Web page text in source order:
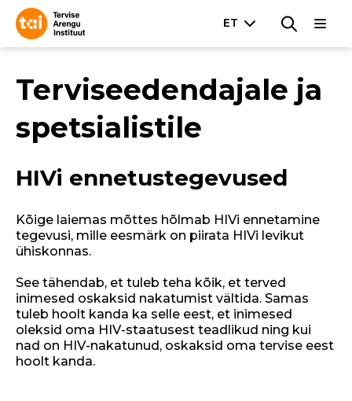
Terviseedendajale ja
spetsialistile
HIVi ennetustegevused
Kõige laiemas mõttes hõlmab HIVi ennetamine
tegevusi, mille eesmärk on piirata HIVi levikut
ühiskonnas.
See tähendab, et tuleb teha kõik, et terved
inimesed oskaksid nakatumist vältida. Samas
tuleb hoolt kanda ka selle eest, et inimesed
oleksid oma HIV-staatusest teadlikud ning kui
nad on HIV-nakatunud, oskaksid oma tervise eest
hoolt kanda.